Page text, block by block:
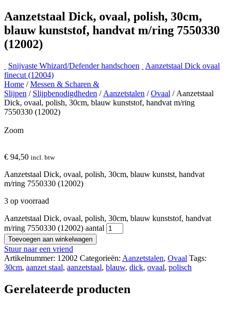
Aanzetstaal Dick, ovaal, polish, 30cm,
blauw kunststof, handvat m/ring 7550330
(12002)
Snijvaste Whizard/Defender handschoen
Aanzetstaal Dick ovaal
finecut (12004)
Home /Messen & Scharen &
Slijpen / Slijpbenodigdheden / Aanzetstalen /Ovaal / Aanzetstaal
Dick, ovaal, polish, 30cm, blauw kunststof, handvat m/ring
7550330 (12002)
Zoom
€ 94,50 incl. btw
Aanzetstaal Dick, ovaal, polish, 30cm, blauw kunstst, handvat
m/ring 7550330 (12002)
3 op voorraad
Aanzetstaal Dick, ovaal, polish, 30cm, blauw kunststof, handvat
m/ring 7550330 (12002) aantal
Toevoegen aan winkelwagen
Stuur naar een vriend
Artikelnummer: 12002 Categorieën: Aanzetstalen, Ovaal Tags:
30cm, aanzet staal, aanzetstaal, blauw, dick, ovaal, polisch
Gerelateerde producten